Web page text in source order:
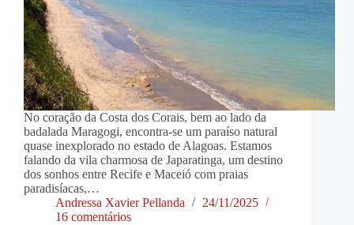
No coração da Costa dos Corais, bem ao lado da
badalada Maragogi, encontra-se um paraíso natural
quase inexplorado no estado de Alagoas. Estamos
falando da vila charmosa de Japaratinga, um destino
dos sonhos entre Recife e Maceió com praias
paradisíacas,…
Andressa Xavier Pellanda
24/11/2025
16 comentários